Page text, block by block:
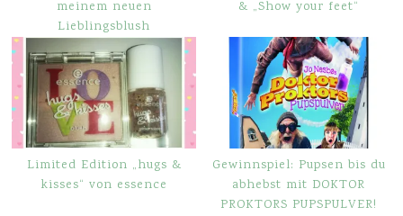
meinem neuen
Lieblingsblush
& „Show your feet“
Limited Edition „hugs &
kisses“ von essence
Gewinnspiel: Pupsen bis du
abhebst mit DOKTOR
PROKTORS PUPSPULVER!